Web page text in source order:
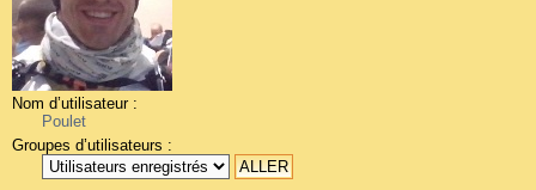
Nom d’utilisateur :
Poulet
Groupes d’utilisateurs :